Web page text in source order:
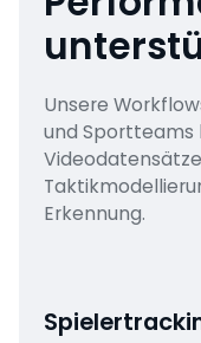
Unsere
und Sportteams
Erkennung.